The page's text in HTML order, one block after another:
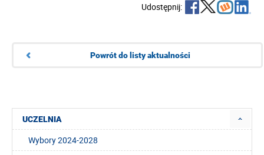
Udostępnij:
Powrót do listy aktualności
UCZELNIA
Wybory 2024-2028